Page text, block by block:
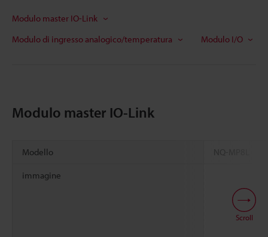
Modulo master IO-Link
Modulo di ingresso analogico/temperatura
Modulo I/O
Modulo master IO-Link
Modello
immagine
Scroll